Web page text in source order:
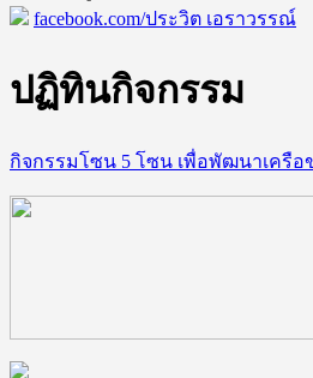
facebook.com/ประวิต เอราวรรณ์
ปฏิทินกิจกรรม
กิจกรรมโซน 5 โซน เพื่อพัฒนาเครือ